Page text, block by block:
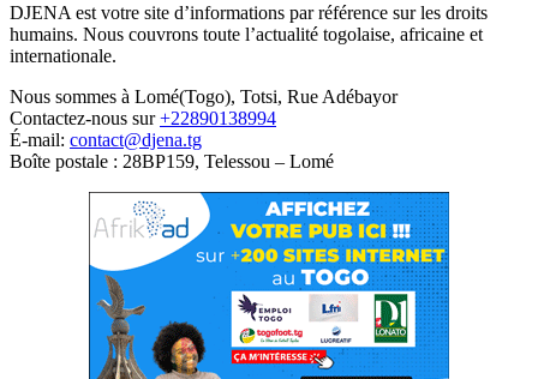
DJENA est votre site d’informations par référence sur les droits
humains. Nous couvrons toute l’actualité togolaise, africaine et
internationale.
Nous sommes à Lomé(Togo), Totsi, Rue Adébayor
Contactez-nous sur+22890138994
É-mail: contact@djena.tg
Boîte postale : 28BP159, Telessou – Lomé